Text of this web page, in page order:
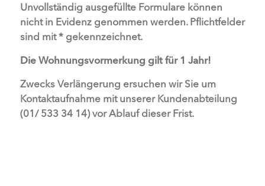
Unvollständig ausgefüllte Formulare können
nicht in Evidenz genommen werden. Pflichtfelder
sind mit * gekennzeichnet.
Die Wohnungsvormerkung gilt für 1 Jahr!
Zwecks Verlängerung ersuchen wir Sie um
Kontaktaufnahme mit unserer Kundenabteilung
(01/ 533 34 14) vor Ablauf dieser Frist.